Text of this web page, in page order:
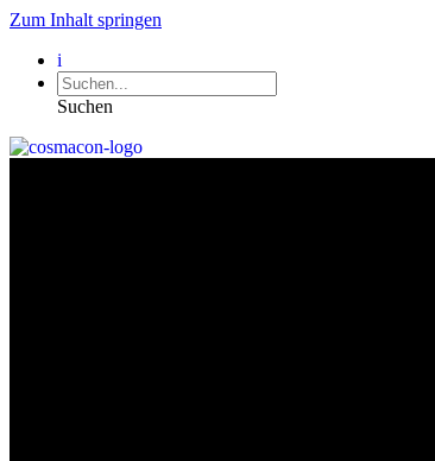
Zum Inhalt springen
i
Suchen